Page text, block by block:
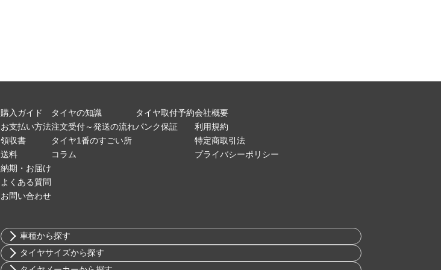
購入ガイド
お支払い方法
領収書
送料
納期・お届け
よくある質問
お問い合わせ
タイヤの知識
注文受付～発送の流れ
タイヤ1番のすごい所
コラム
タイヤ取付予約
パンク保証
会社概要
利用規約
特定商取引法
プライバシーポリシー
車種から探す
トヨタ
ニッサン
タイヤサイズから探す
10インチ